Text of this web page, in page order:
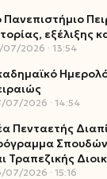
Πανεπιστήμιο
εξέλιξης
07/2026 13:54
07/2026 14:54
Πενταετής
Σπουδών
Τραπεζικής
07/2026 15:16